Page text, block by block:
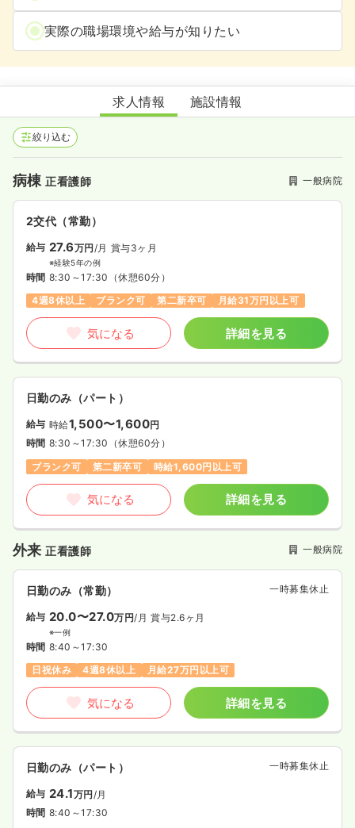
実際の職場環境や給与が知りたい
及川病院
求人情報 施設情報
絞り込む
病棟正看護師 一般病院
2交代（常勤）
給与 27.6万円/月 賞与3ヶ月
※経験5年の例
時間 8:30～17:30 （休憩60分）
4週8休以上
ブランク可 第二新卒可 月給31万円以上可
気になる 詳細を見る
日勤のみ（パート）
給与 時給1,500〜1,600円
時間 8:30～17:30 （休憩60分）
ブランク可
第二新卒可 時給1,600円以上可
気になる 詳細を見る
外来正看護師 一般病院
日勤のみ（常勤） 一時募集休止
給与 20.0〜27.0万円/月 賞与2.6ヶ月
※一例
時間 8:40～17:30
日祝休み
4週8休以上 月給27万円以上可
気になる 詳細を見る
日勤のみ（パート） 一時募集休止
給与 24.1万円/月
時間 8:40～17:30